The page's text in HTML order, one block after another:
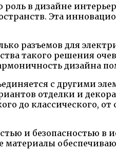
в дизайне
Эта
разъемов для
такого решения
дизайна
с другими
отделки и
до классического, от
и безопасностью в